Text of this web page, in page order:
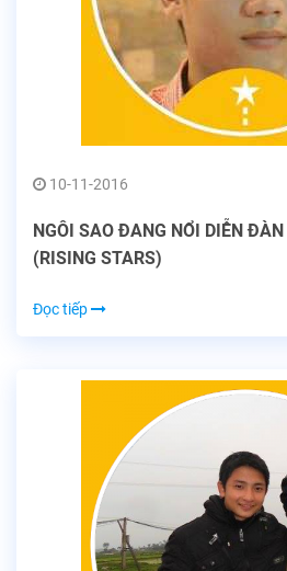
10-11-2016
NGÔI SAO ĐANG NỔI DIỄN ĐÀN
(RISING STARS)
Đọc tiếp